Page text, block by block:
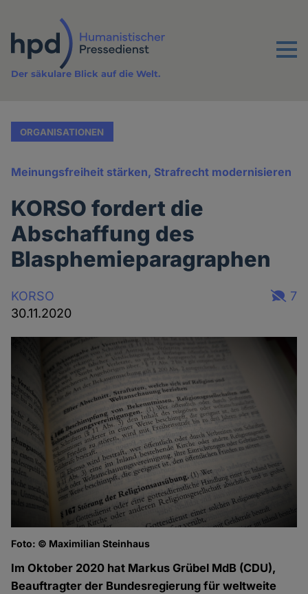
Inhalt
Menu
Der säkulare Blick auf die Welt.
ORGANISATIONEN
Meinungsfreiheit stärken, Strafrecht modernisieren
KORSO fordert die
Abschaffung des
Blasphemieparagraphen
KORSO
30.11.2020
7
Foto: © Maximilian Steinhaus
Im Oktober 2020 hat Markus Grübel MdB (CDU),
Beauftragter der Bundesregierung für weltweite